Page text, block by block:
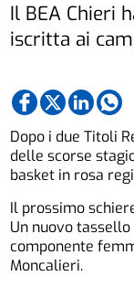
Il BEA Chieri
iscritta ai
Dopo i due Titoli
delle scorse
basket in rosa
Il prossimo
Un nuovo
componente
Moncalieri.